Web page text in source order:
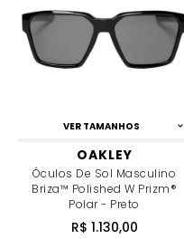
VER TAMANHOS
OAKLEY
Óculos De Sol Masculino
Briza™ Polished W Prizm®
Polar - Preto
R$ 1.130,00